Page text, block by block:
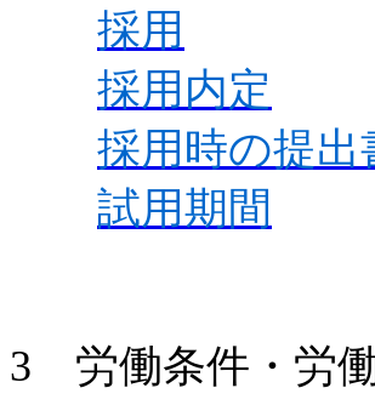
採用
採用内定
採用時の提出
試用期間
3 労働条件・労